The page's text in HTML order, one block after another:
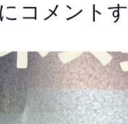
コメントす